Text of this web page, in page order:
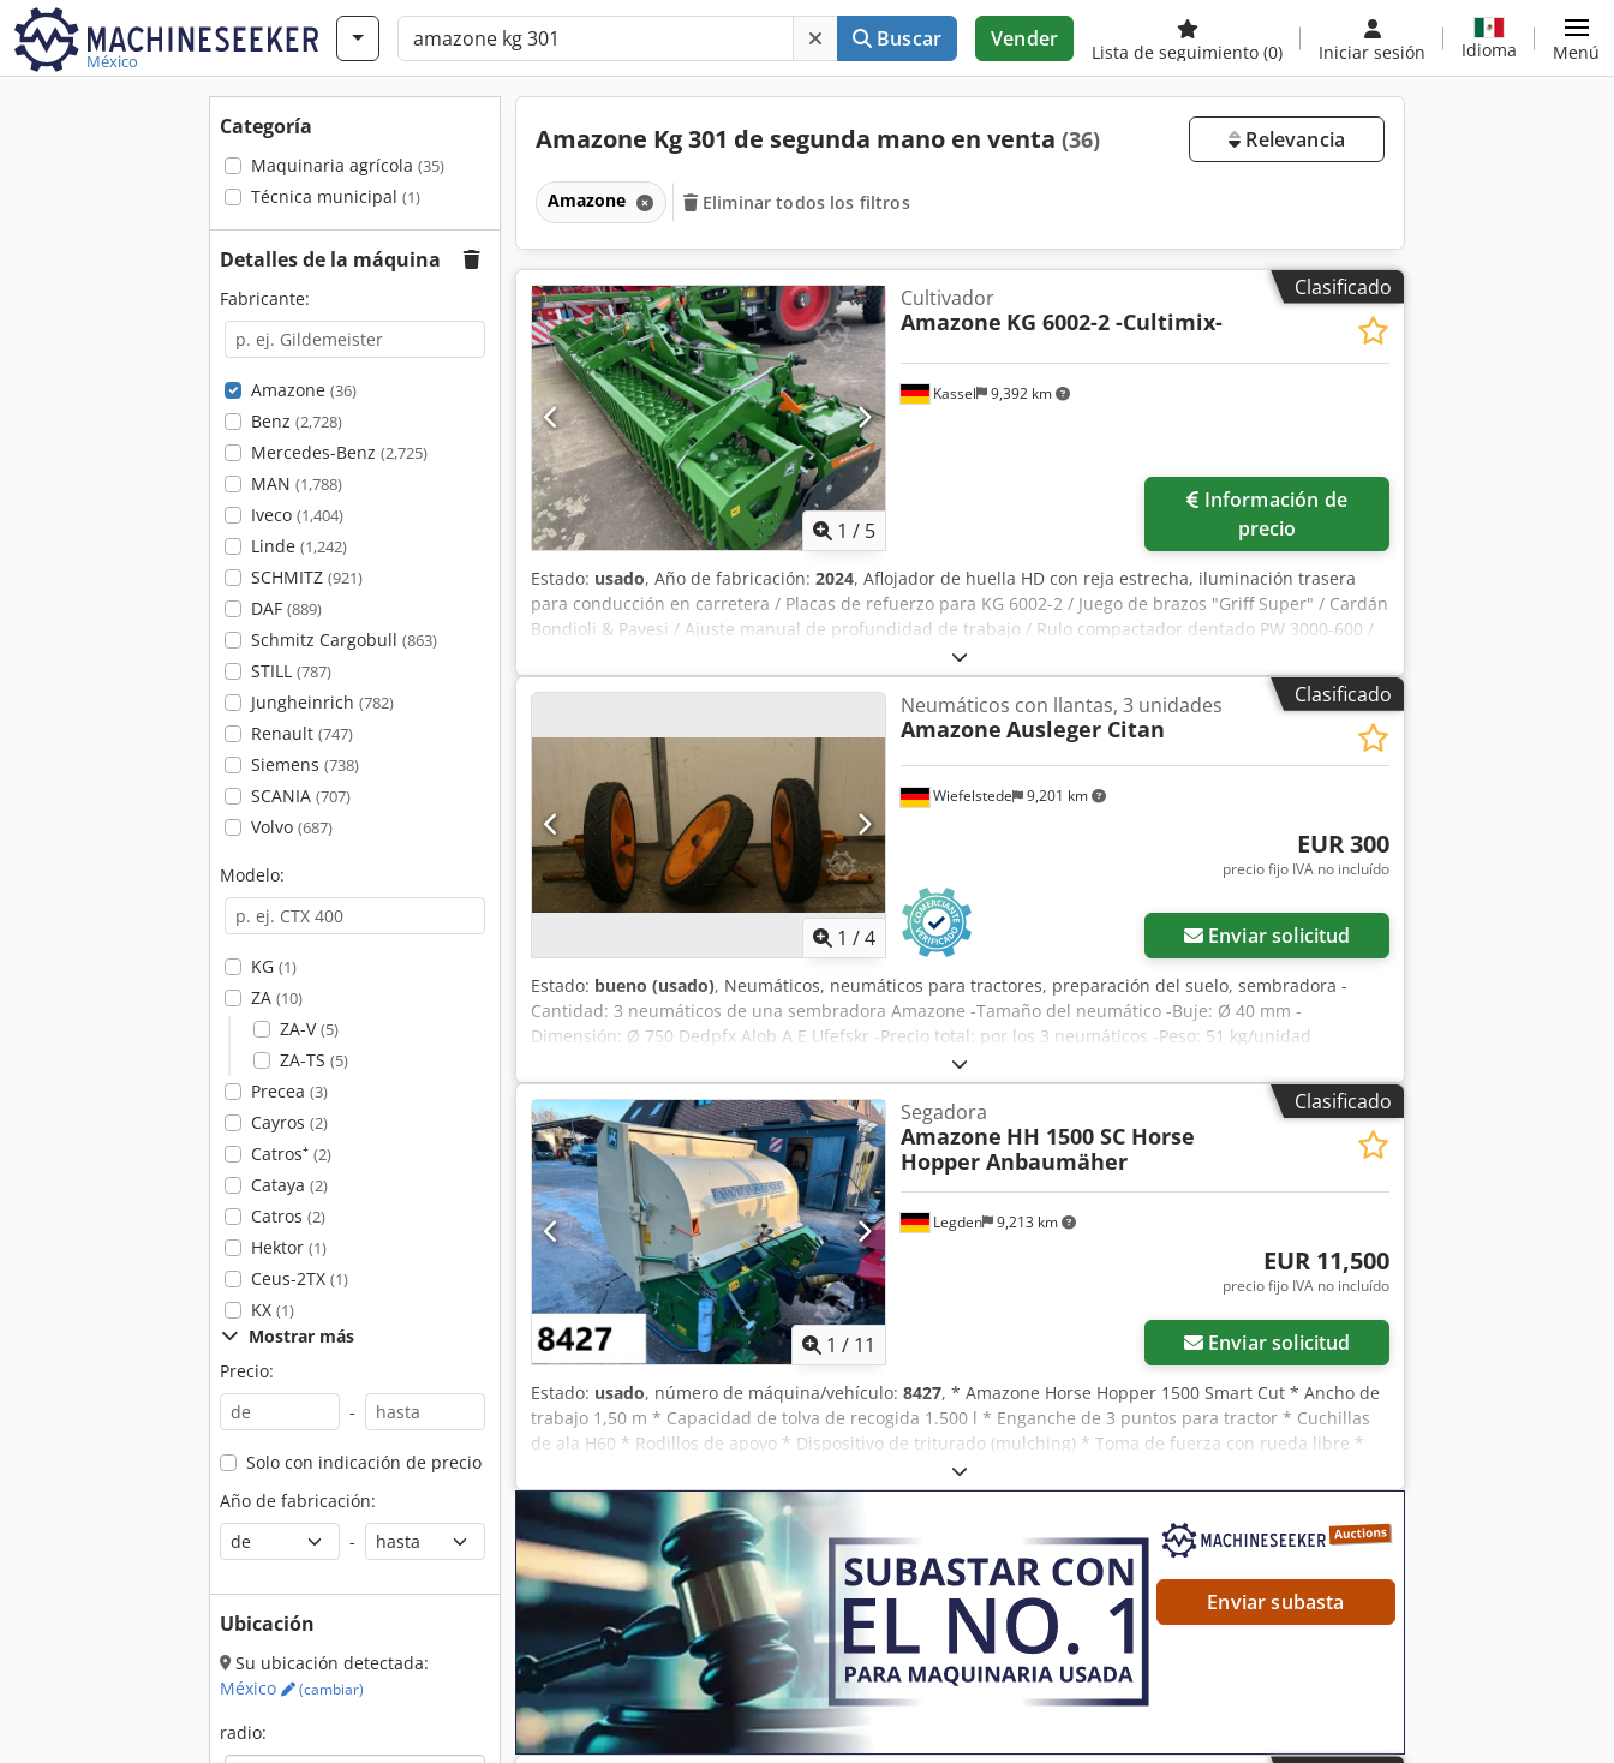
México
Buscar Vender
Lista de seguimiento (0) Iniciar sesión Idioma Menú
Categoría
Maquinaria agrícola (35)
Técnica municipal (1)
Detalles de la máquina
Fabricante:
Amazone (36)
Benz (2,728)
Mercedes-Benz (2,725)
MAN (1,788)
Iveco (1,404)
Linde (1,242)
SCHMITZ (921)
DAF (889)
Schmitz Cargobull (863)
STILL (787)
Jungheinrich (782)
Renault (747)
Siemens (738)
SCANIA (707)
Volvo (687)
Modelo:
KG (1)
ZA (10)
ZA-V(5)
ZA-TS (5)
Precea (3)
Cayros (2)
Catros⁺ (2)
Cataya (2)
Catros (2)
Hektor (1)
Ceus-2TX (1)
KX (1)
Mostrar más
Precio:
-
Solo con indicación de precio
Año de fabricación:
-
Ubicación
Su ubicación detectada:
México
(cambiar)
radio:
Amazone Kg 301 de segunda mano en venta (36) Relevancia
Amazone Eliminar todos los filtros
Clasificado
1 / 5
Kassel 9,392 km
Cultivador
Amazone KG 6002-2 -Cultimix-
precio
Estado: usado, Año de fabricación: 2024, Aflojador de huella HD con reja estrecha, iluminación trasera
para conducción en carretera / Placas de refuerzo para KG 6002-2 / Juego de brazos "Griff Super" / Cardán
Bondioli & Pavesi / Ajuste manual de profundidad de trabajo / Rulo compactador dentado PW 3000-600 /
Brazos portantes para soporte KG 02-2. Dksdpfxerxurms Alfsr
Clasificado
1 /4
Wiefelstede 9,201 km
Neumáticos con llantas, 3 unidades
Amazone Ausleger Citan
EUR 300
precio fijo IVA no incluído
Enviar solicitud
Estado: bueno (usado), Neumáticos, neumáticos para tractores, preparación del suelo, sembradora -
Cantidad: 3 neumáticos de una sembradora Amazone -Tamaño del neumático -Buje: Ø 40 mm -
Dimensión: Ø 750 Dedpfx Alob A E Ufefskr -Precio total: por los 3 neumáticos -Peso: 51 kg/unidad
Clasificado
1 / 11
Legden 9,213 km
Segadora
Amazone HH 1500 SC Horse
Hopper Anbaumäher
EUR 11,500
precio fijo IVA no incluído
Enviar solicitud
Estado: usado, número de máquina/vehículo: 8427, * Amazone Horse Hopper 1500 Smart Cut * Ancho de
trabajo 1,50 m * Capacidad de tolva de recogida 1.500 l * Enganche de 3 puntos para tractor * Cuchillas
de ala H60 * Rodillos de apoyo * Dispositivo de triturado (mulching) * Toma de fuerza con rueda libre *
Tolva de recogida con vaciado hidráulico del suelo * Velocidad de rotación 2.650 rpm * Indicador de nivel
de llenado Dedperhy H Rjfx Alfskr -----Número interno de vehículo: 8427 ¡Soporte por WhatsApp
disponible! Si tiene preguntas sobre la máquina o necesita más información, no dude en escribirnos
cómodamente por WhatsApp. Whatsapp Whatsapp ----Sujeto a errores y venta previa.
Enviar subasta